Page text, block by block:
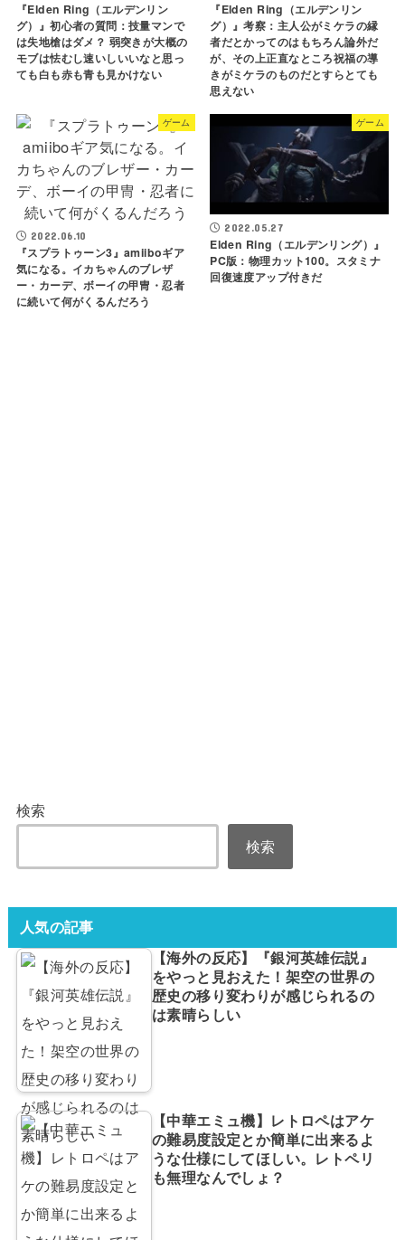
『Elden Ring（エルデンリン
グ）』初心者の質問：技量マンで
は失地槍はダメ？ 弱突きが大概の
モブは怯むし速いしいいなと思っ
ても白も赤も青も見かけない
『Elden Ring（エルデンリン
グ）』考察：主人公がミケラの縁
者だとかってのはもちろん論外だ
が、その上正直なところ祝福の導
きがミケラのものだとすらとても
思えない
ゲーム
2022.06.10
『スプラトゥーン3』amiiboギア
気になる。イカちゃんのブレザ
ー・カーデ、ボーイの甲冑・忍者
に続いて何がくるんだろう
ゲーム
2022.05.27
Elden Ring（エルデンリング）』
PC版：物理カット100。スタミナ
回復速度アップ付きだ
検索
検索
人気の記事
【海外の反応】『銀河英雄伝説』
をやっと見おえた！架空の世界の
歴史の移り変わりが感じられるの
は素晴らしい
【中華エミュ機】レトロペはアケ
の難易度設定とか簡単に出来るよ
うな仕様にしてほしい。レトペリ
も無理なんでしょ？